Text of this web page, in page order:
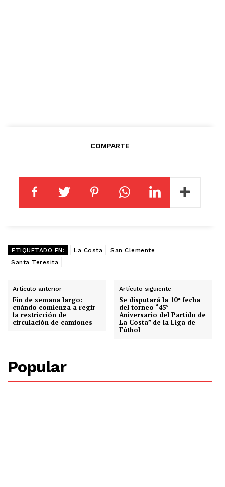
COMPARTE
ETIQUETADO EN: La Costa
San Clemente
Santa Teresita
Artículo anterior
Fin de semana largo:
cuándo comienza a regir
la restricción de
circulación de camiones
Artículo siguiente
Se disputará la 10ª fecha
del torneo “45°
Aniversario del Partido de
La Costa” de la Liga de
Fútbol
Popular